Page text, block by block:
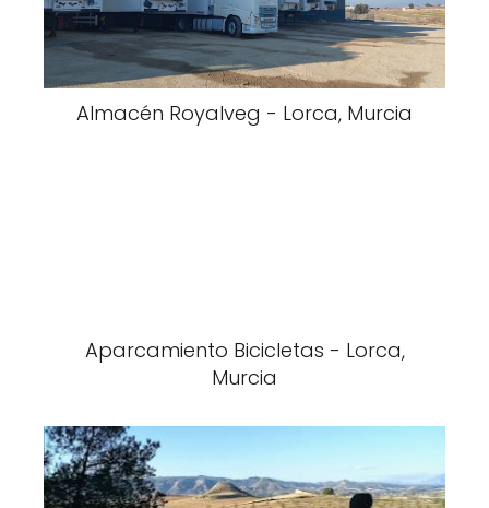
Almacén Royalveg - Lorca, Murcia
Aparcamiento Bicicletas - Lorca,
Murcia